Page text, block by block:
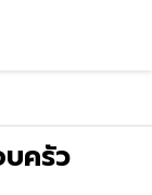
ครัว